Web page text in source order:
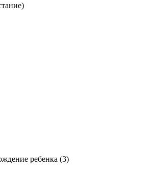
ребенка (3)